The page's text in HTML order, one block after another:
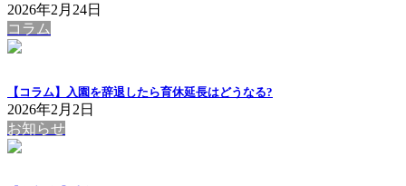
2026年2月24日
コラム
【コラム】入園を辞退したら育休延長はどうなる?
2026年2月2日
お知らせ